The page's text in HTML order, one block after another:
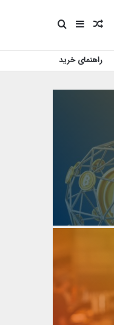
جستجو
برای
سایدبارنوشته
تصادفی
راهنمای خرید